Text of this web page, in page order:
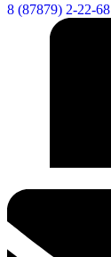
8 (87879) 2-22-68